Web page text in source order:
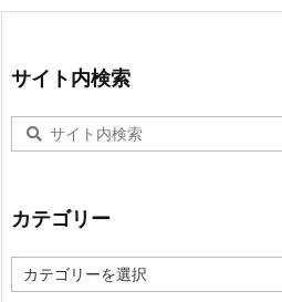
サイト内検索
カテゴリー
テ